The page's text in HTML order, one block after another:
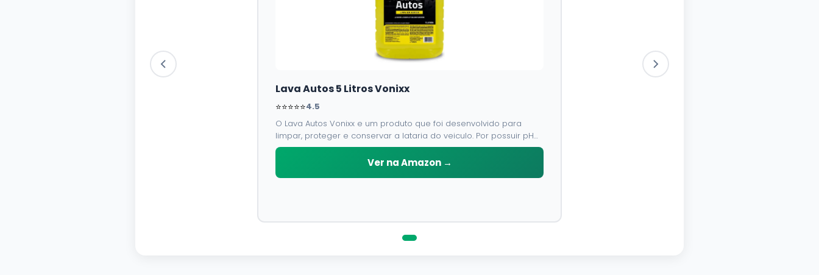
Lava Autos 5 Litros Vonixx
⭐⭐⭐⭐⭐4.5
O Lava Autos Vonixx e um produto que foi desenvolvido para
limpar, proteger e conservar a lataria do veiculo. Por possuir pH
neutro, pode ser aplicado em qualquer superficie sem correr o
Ver na Amazon →